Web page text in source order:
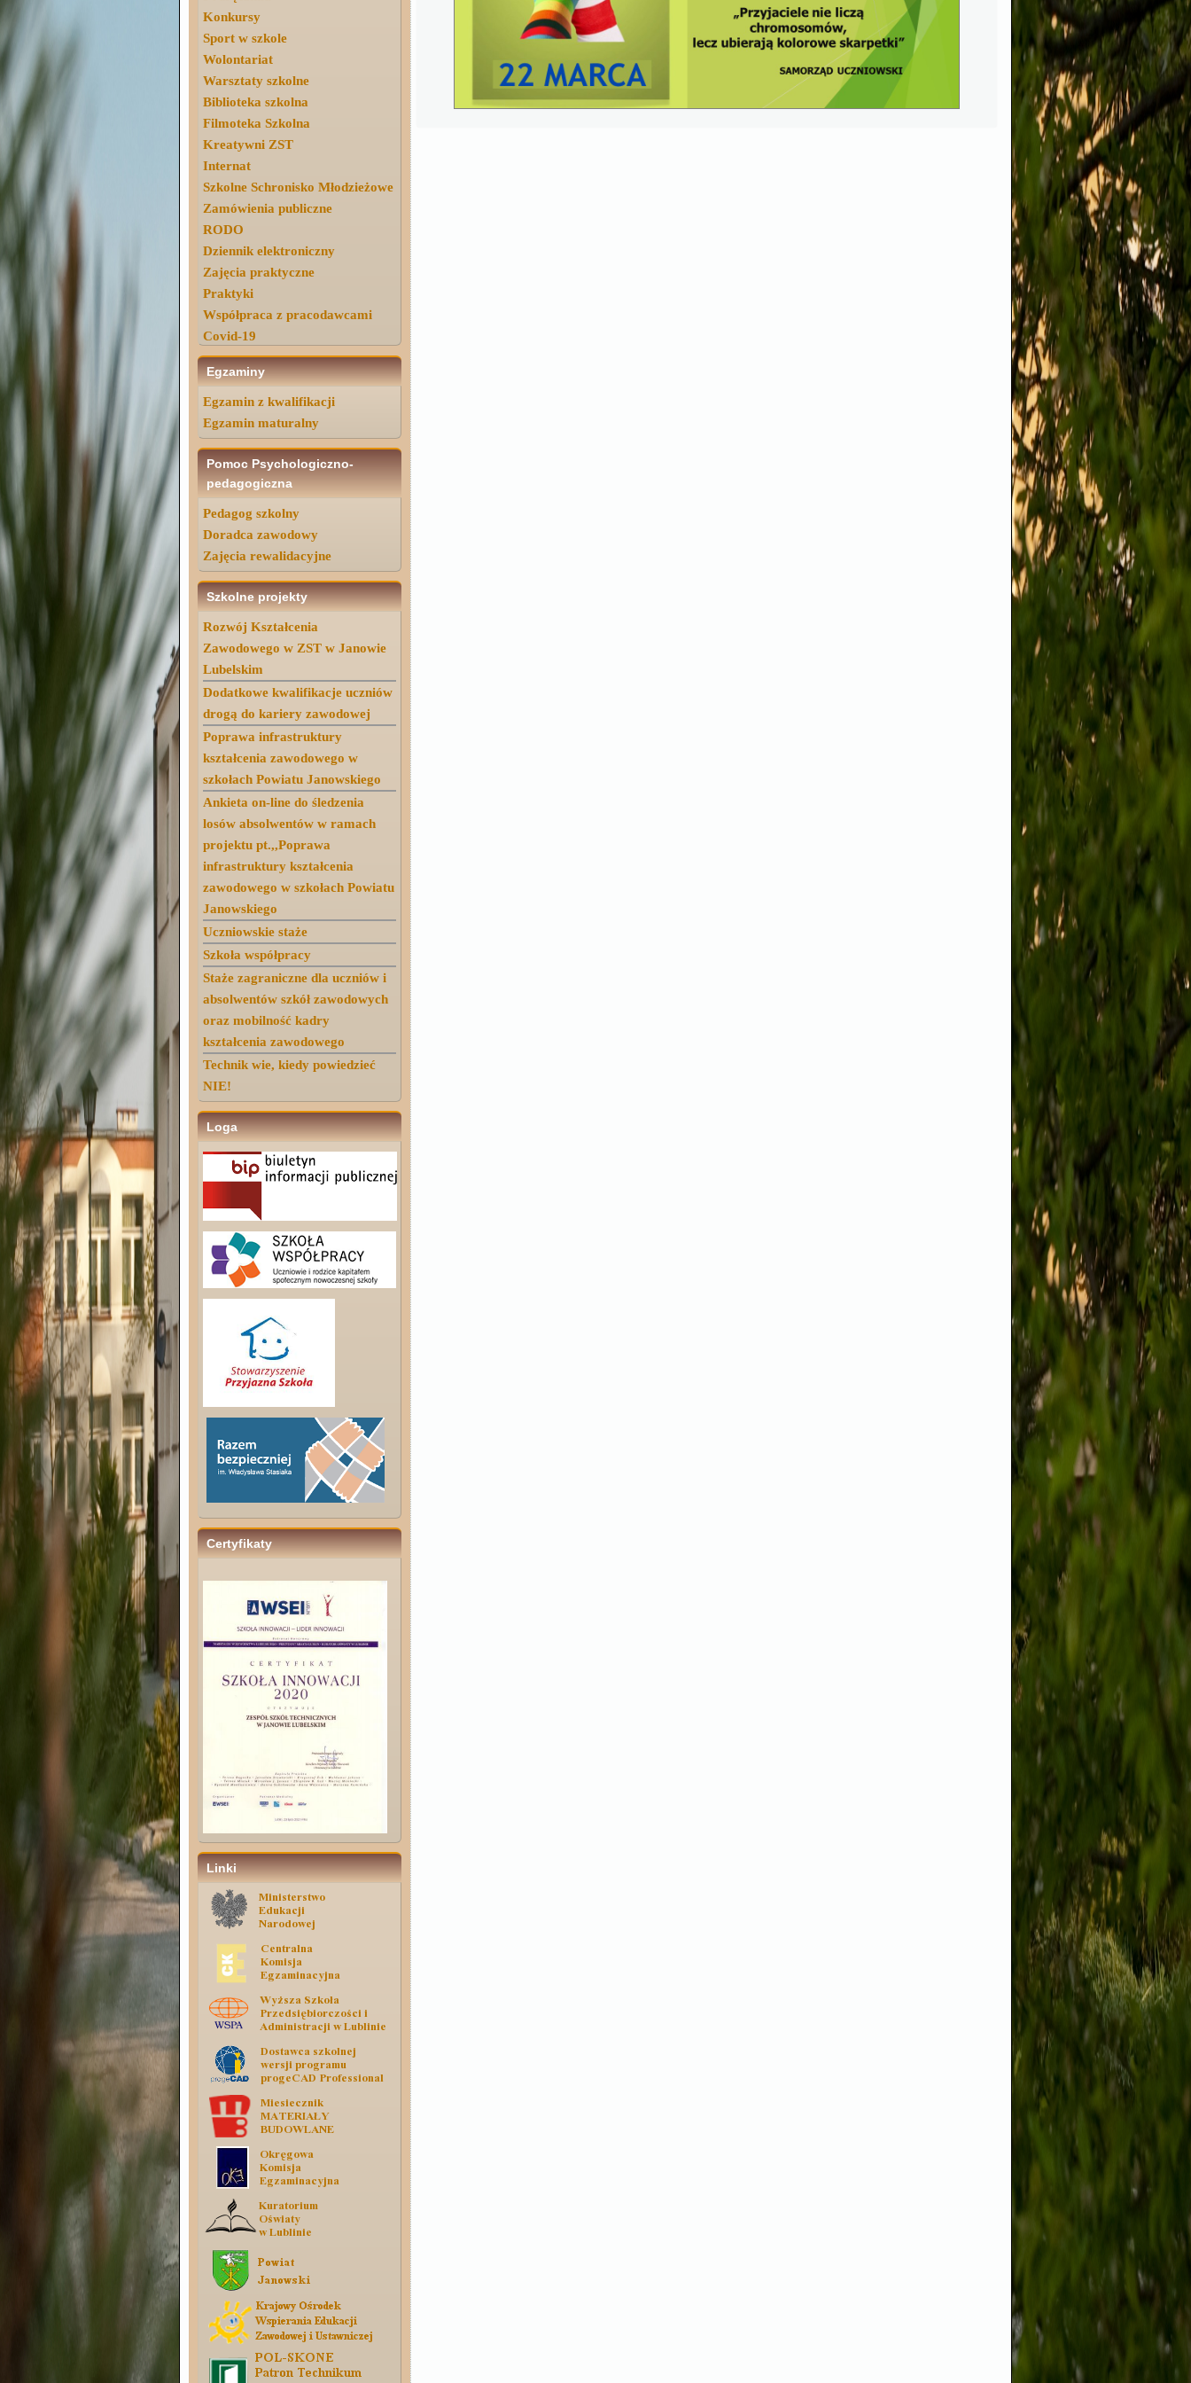
Konkursy
Sport w szkole
Wolontariat
Warsztaty szkolne
Biblioteka szkolna
Filmoteka Szkolna
Kreatywni ZST
Internat
Szkolne Schronisko Młodzieżowe
Zamówienia publiczne
RODO
Dziennik elektroniczny
Zajęcia praktyczne
Praktyki
Współpraca z pracodawcami
Covid-19
Egzaminy
Egzamin z kwalifikacji
Egzamin maturalny
Pomoc Psychologiczno-
pedagogiczna
Pedagog szkolny
Doradca zawodowy
Zajęcia rewalidacyjne
Szkolne projekty
Rozwój Kształcenia
Zawodowego w ZST w Janowie
Lubelskim
Dodatkowe kwalifikacje uczniów
drogą do kariery zawodowej
Poprawa infrastruktury
kształcenia zawodowego w
szkołach Powiatu Janowskiego
Ankieta on-line do śledzenia
losów absolwentów w ramach
projektu pt.,,Poprawa
infrastruktury kształcenia
zawodowego w szkołach Powiatu
Janowskiego
Uczniowskie staże
Szkoła współpracy
Staże zagraniczne dla uczniów i
absolwentów szkół zawodowych
oraz mobilność kadry
kształcenia zawodowego
Technik wie, kiedy powiedzieć
NIE!
Loga
Certyfikaty
Linki